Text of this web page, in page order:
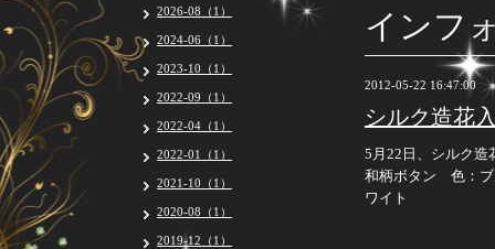
インフ
2012-05-22 16:47:00
シルク造花
5月22日、シルク
和柄ボタン 色：ブ
ワイト
2026-08（1）
2024-06（1）
2023-10（1）
2022-09（1）
2022-04（1）
2022-01（1）
2021-10（1）
2020-08（1）
2019-12（1）